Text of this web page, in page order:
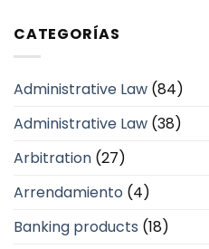
CATEGORÍAS
Administrative Law (84)
Administrative Law (38)
Arbitration (27)
Arrendamiento (4)
Banking products (18)